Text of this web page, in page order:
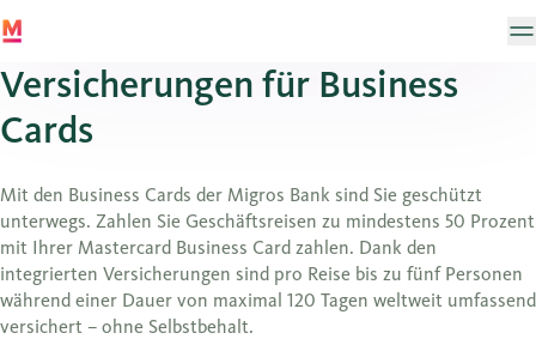
Versicherungen für Business
Cards
Mit den Business Cards der Migros Bank sind Sie geschützt
unterwegs. Zahlen Sie Geschäftsreisen zu mindestens 50 Prozent
mit Ihrer Mastercard Business Card zahlen. Dank den
integrierten Versicherungen sind pro Reise bis zu fünf Personen
während einer Dauer von maximal 120 Tagen weltweit umfassend
versichert – ohne Selbstbehalt.